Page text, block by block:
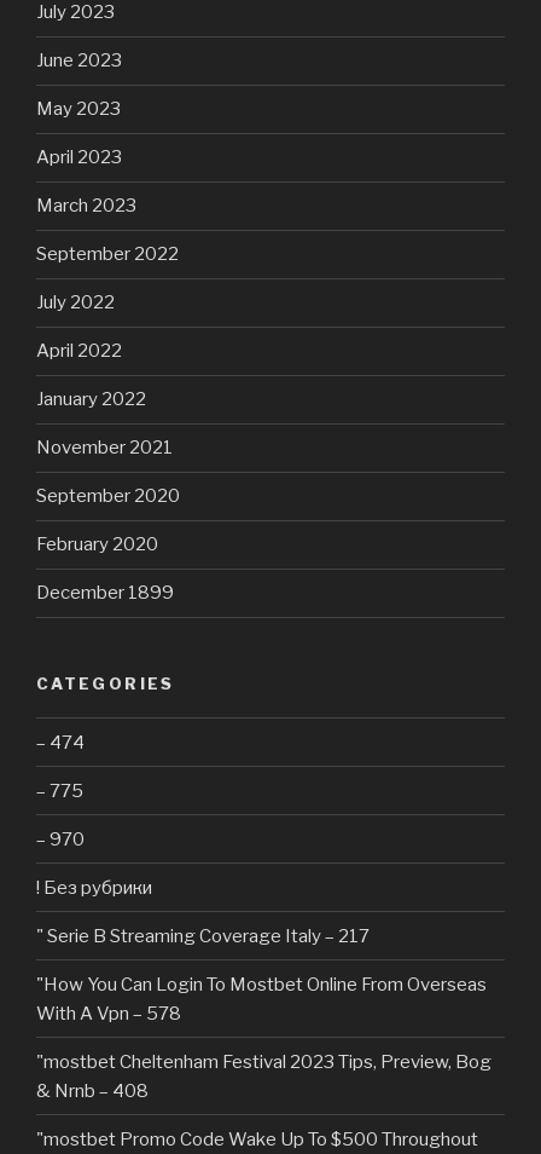
July 2023
June 2023
May 2023
April 2023
March 2023
September 2022
July 2022
April 2022
January 2022
November 2021
September 2020
February 2020
December 1899
CATEGORIES
– 474
– 775
– 970
! Без рубрики
"️ Serie B Streaming Coverage Italy – 217
"How You Can Login To Mostbet Online From Overseas
With A Vpn – 578
"mostbet Cheltenham Festival 2023 Tips, Preview, Bog
& Nrnb – 408
"mostbet Promo Code Wake Up To $500 Throughout